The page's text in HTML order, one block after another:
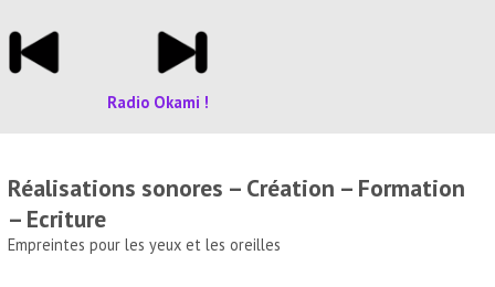
Radio Okami !
Réalisations sonores – Création – Formation
– Ecriture
Empreintes pour les yeux et les oreilles